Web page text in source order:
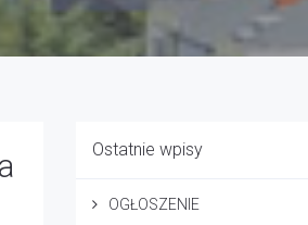
Ostatnie wpisy
OGŁOSZENIE